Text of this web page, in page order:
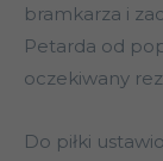
bramkarza i
Petarda od
oczekiwany
Do piłki